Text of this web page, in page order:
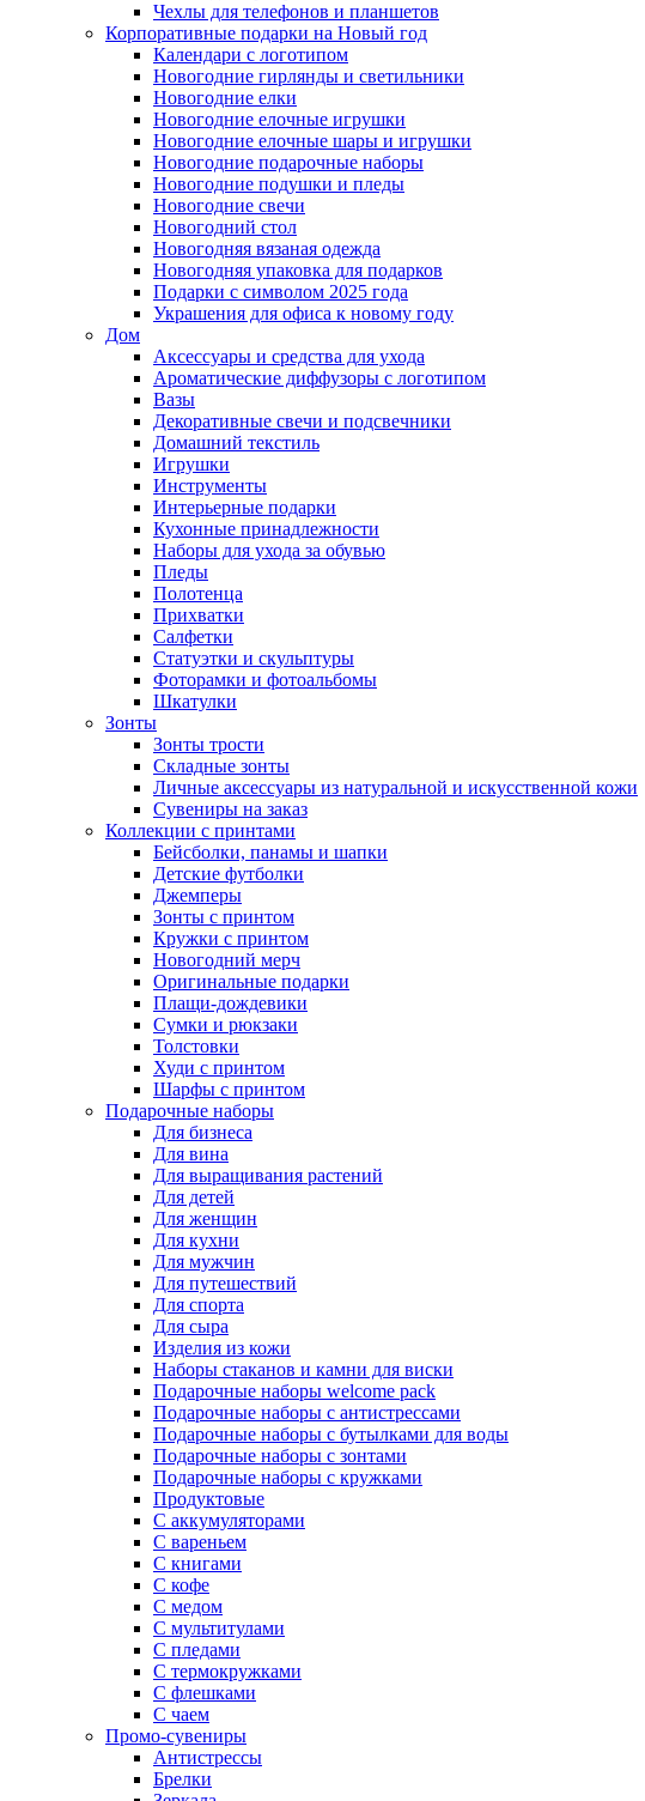
Чехлы для телефонов и планшетов
Корпоративные подарки на Новый год
Календари с логотипом
Новогодние гирлянды и светильники
Новогодние елки
Новогодние елочные игрушки
Новогодние елочные шары и игрушки
Новогодние подарочные наборы
Новогодние подушки и пледы
Новогодние свечи
Новогодний стол
Новогодняя вязаная одежда
Новогодняя упаковка для подарков
Подарки с символом 2025 года
Украшения для офиса к новому году
Дом
Аксессуары и средства для ухода
Ароматические диффузоры с логотипом
Вазы
Декоративные свечи и подсвечники
Домашний текстиль
Игрушки
Инструменты
Интерьерные подарки
Кухонные принадлежности
Наборы для ухода за обувью
Пледы
Полотенца
Прихватки
Салфетки
Статуэтки и скульптуры
Фоторамки и фотоальбомы
Шкатулки
Зонты
Зонты трости
Складные зонты
Личные аксессуары из натуральной и искусственной кожи
Сувениры на заказ
Коллекции с принтами
Бейсболки, панамы и шапки
Детские футболки
Джемперы
Зонты с принтом
Кружки с принтом
Новогодний мерч
Оригинальные подарки
Плащи-дождевики
Сумки и рюкзаки
Толстовки
Худи с принтом
Шарфы с принтом
Подарочные наборы
Для бизнеса
Для вина
Для выращивания растений
Для детей
Для женщин
Для кухни
Для мужчин
Для путешествий
Для спорта
Для сыра
Изделия из кожи
Наборы стаканов и камни для виски
Подарочные наборы welcome pack
Подарочные наборы с антистрессами
Подарочные наборы с бутылками для воды
Подарочные наборы с зонтами
Подарочные наборы с кружками
Продуктовые
С аккумуляторами
С вареньем
С книгами
С кофе
С медом
С мультитулами
С пледами
С термокружками
С флешками
С чаем
Промо-сувениры
Антистрессы
Брелки